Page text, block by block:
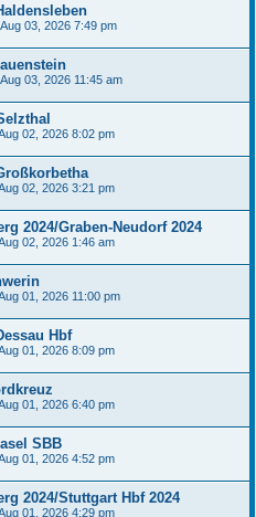
03, 2026 7:49 pm
03, 2026 11:45 am
02, 2026 8:02 pm
02, 2026 3:21 pm
2024/Graben-Neudorf 2024
02, 2026 1:46 am
01, 2026 11:00 pm
Hbf
01, 2026 8:09 pm
01, 2026 6:40 pm
SBB
01, 2026 4:52 pm
2024/Stuttgart Hbf 2024
01, 2026 4:29 pm